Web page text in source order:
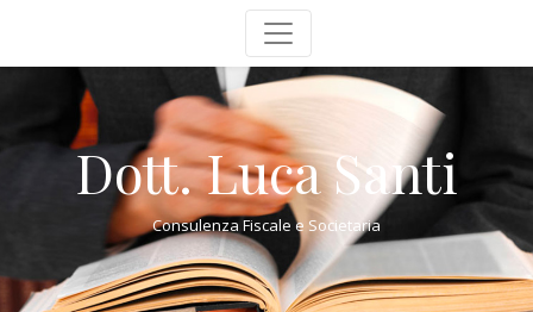
Dott. Luca Santi
Consulenza Fiscale e Societaria